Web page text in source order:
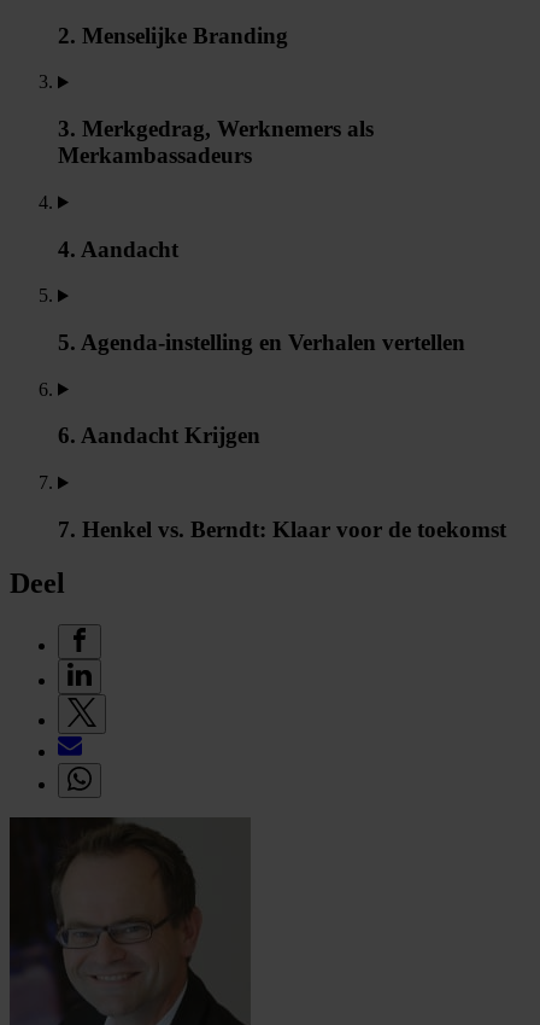
2. Menselijke Branding
3. Merkgedrag, Werknemers als
Merkambassadeurs
4. Aandacht
5. Agenda-instelling en Verhalen vertellen
6. Aandacht Krijgen
7. Henkel vs. Berndt: Klaar voor de toekomst
Deel